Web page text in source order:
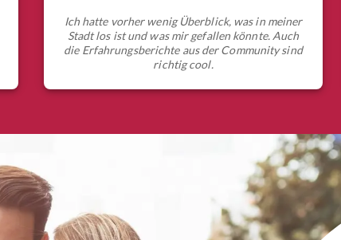
Ich hatte vorher wenig Überblick, was in meiner
Stadt los ist und was mir gefallen könnte. Auch
die Erfahrungsberichte aus der Community sind
richtig cool.